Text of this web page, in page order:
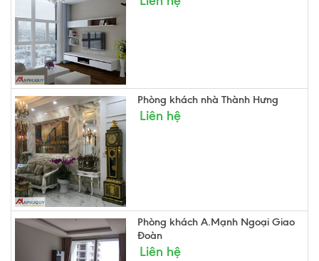
Phòng khách nhà Thành Hưng
Liên hệ
Phòng khách A.Mạnh Ngoại Giao
Đoàn
Liên hệ